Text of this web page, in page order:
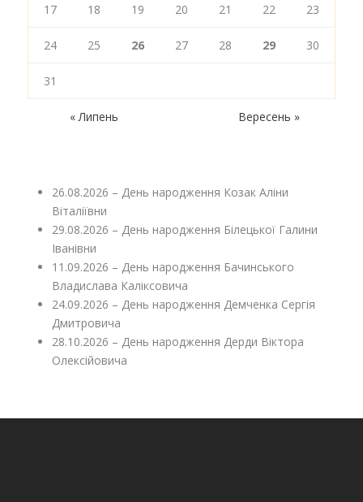
17 18 19 20 21 22 23
24 25 26 27 28 29 30
31
« Липень Вересень »
26.08.2026 – День народження Козак Аліни
Віталіївни
29.08.2026 – День народження Білецької Галини
Іванівни
11.09.2026 – День народження Бачинського
Владислава Каліксовича
24.09.2026 – День народження Демченка Сергія
Дмитровича
28.10.2026 – День народження Дерди Віктора
Олексійовича